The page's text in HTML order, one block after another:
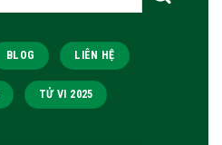
BLOG LIÊN HỆ
TỬ VI 2025